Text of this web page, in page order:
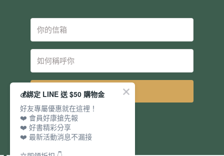
立即訂閱
💰綁定 LINE 送 $50 購物金
好友專屬優惠就在這裡！
❤️ 會員好康搶先報
❤️ 好書精彩分享
❤️ 最新活動消息不漏接